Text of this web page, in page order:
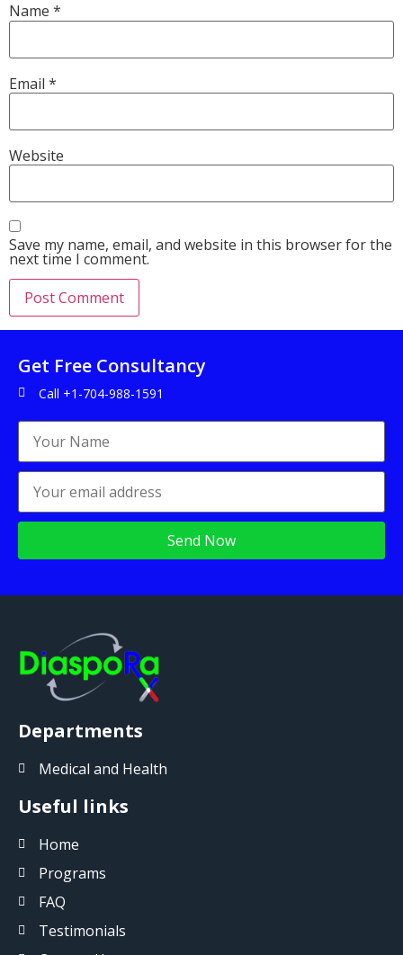
Name *
Email *
Website
Save my name, email, and website in this browser for the
next time I comment.
Get Free Consultancy
Call +1-704-988-1591
Departments
Medical and Health
Useful links
Home
Programs
FAQ
Testimonials